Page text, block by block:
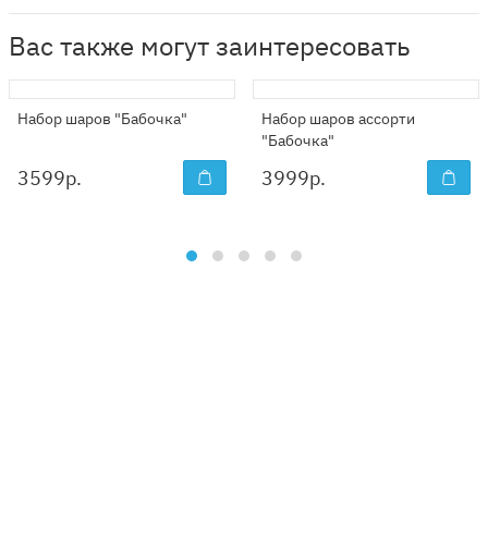
Вас также могут заинтересовать
Набор шаров "Бабочка"
3599р.
Набор шаров ассорти
"Бабочка"
3999р.